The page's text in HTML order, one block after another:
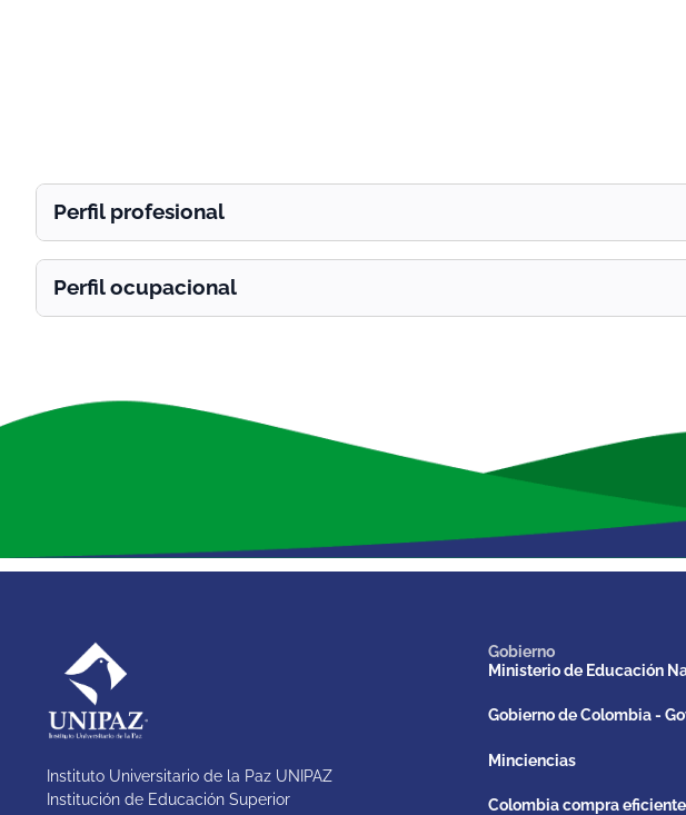
Perfil profesional
Perfil ocupacional
Instituto Universitario de la Paz UNIPAZ
Institución de Educación Superior
Gobierno
Ministerio de Educación
Gobierno de Colombia -
Minciencias
Colombia compra eficiente